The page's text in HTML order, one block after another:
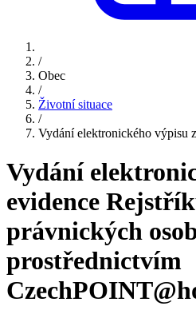
/
Obec
/
Životní situace
/
Vydání elektronického výpisu
Vydání
evidence
právnických
prostřednictvím